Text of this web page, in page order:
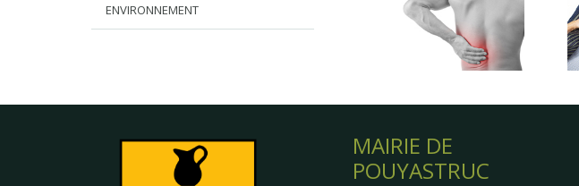
ENVIRONNEMENT
MAIRIE DE
POUYASTRUC